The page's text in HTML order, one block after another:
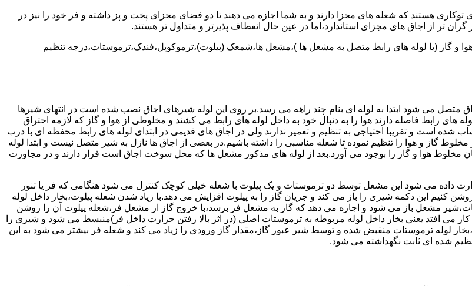
هستند که شعله های مجزا دارند و به شما اجازه می دهند تا دو فضای مجزای پخت و پز داشته و فر خود را نیز در
تر از اجاق های مجزای استاندارد،اما در عین حال انعطاف پذیرتر و متداول تر هستند.
و گاز (یا لوله های رابط متصل به مشعل ها )،مشعل ها،شمعک (پیلوت)،ترموکوپل،فندک،ترموستات،درجه تنظیم
متصل می شود ابتدا به لوله ای بنام چند راهه می رسد.بر روی این لوله شیرهای اجاق نصب شده است در انتهای شیرها
های رابط فاصله دارند هوا را به دنبال خود به داخل لوله های رابط می کشند و مخلوطی از هوا و گاز که لازمه احتراق
شده است و تقریبا احتیاجی به تنظیم و تعمیر ندارند ولی در اجاق های قدیمی در ابتدای لوله های رابط محفظه ای با درب
گاز و هوا را تنظیم نموده تا شعله مناسبی را داشته باشیم.در بعضی از اجاق ها نازل به شیر متصل نیست و ابتدا لوله
هوا و گاز را بوجود می آورد.بعد از لوله های مذکور مشعل ها که محل سوخت اجاق است قرار دارند و در مجاورت
داده می شود این مشعل توسط دو ترموستات و یک پیلوت با شعله خیلی کوچک کنترل می شود هنگامی که فر یا تنور
این دکمه شیری را باز می کند و جریان گاز را به پیلوت افزایش می دهد.با زیاد شدن شعله پیلوت،بخار داخل لوله
مشعل باز می شود و اجازه می دهد که گاز به مشعل فر برسد،با خروج گاز از مشعل فر،شعله پیلوت آن را روشن
می افتد یعنی بخار داخل لوله مربوطه به ترموستات اصلی (در اثر بالا رفتن حرارت داخل فر)منبسط می شود و شیری را
لوله ترموستات منقبض شده و توسط شیر عبور گاز،مقدار گاز ورودی را زیاد می کند و شعله فر بیشتر می شود به این
شده ای ثابت نگهداشته می شود.